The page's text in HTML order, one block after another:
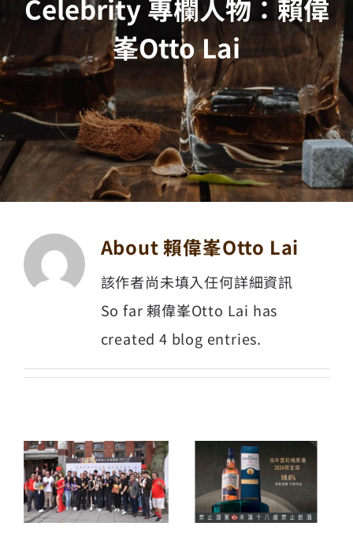
Celebrity 專欄人物：賴偉
峯Otto Lai
About賴偉峯Otto Lai
該作者尚未填入任何詳細資訊
So far 賴偉峯Otto Lai has
created 4 blog entries.
不能沒有你 O
Whisky五週年
五彩繽紛
200周年歡慶里
程碑 解析格蘭
利威兩世紀造